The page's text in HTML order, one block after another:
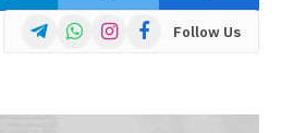
Follow Us
Facebook
Instagram
WhatsApp
Telegram